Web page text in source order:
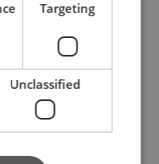
verbindingsmiddel
Targeting
Unclassified